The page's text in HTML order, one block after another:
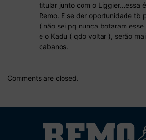
titular junto com o Liggier…essa
Remo. E se der oportunidade tb
( não sei pq nunca botaram esse
e o Kadu ( qdo voltar ), serão
cabanos.
Comments are closed.